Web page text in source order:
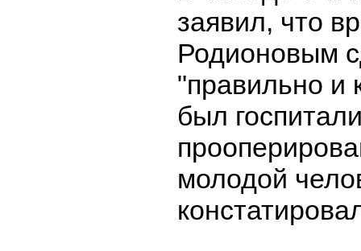
заявил, что
Родионовым
"правильно и
был
молодой